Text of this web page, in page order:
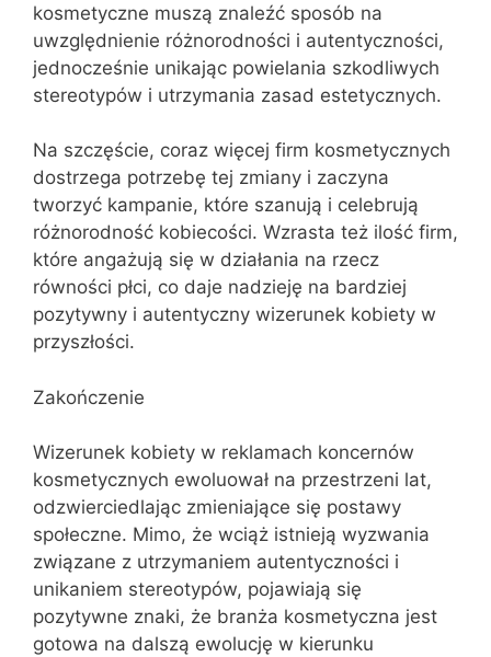
kosmetyczne muszą znaleźć sposób na
uwzględnienie różnorodności i autentyczności,
jednocześnie unikając powielania szkodliwych
stereotypów i utrzymania zasad estetycznych.
Na szczęście, coraz więcej firm kosmetycznych
dostrzega potrzebę tej zmiany i zaczyna
tworzyć kampanie, które szanują i celebrują
różnorodność kobiecości. Wzrasta też ilość firm,
które angażują się w działania na rzecz
równości płci, co daje nadzieję na bardziej
pozytywny i autentyczny wizerunek kobiety w
przyszłości.
Zakończenie
Wizerunek kobiety w reklamach koncernów
kosmetycznych ewoluował na przestrzeni lat,
odzwierciedlając zmieniające się postawy
społeczne. Mimo, że wciąż istnieją wyzwania
związane z utrzymaniem autentyczności i
unikaniem stereotypów, pojawiają się
pozytywne znaki, że branża kosmetyczna jest
gotowa na dalszą ewolucję w kierunku